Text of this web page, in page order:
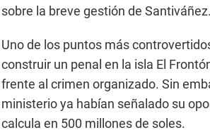
sobre la breve gestión de Santiváñez.
Uno de los puntos más
construir un penal en la isla El
frente al crimen organizado. Sin
ministerio ya habían señalado su
calcula en 500 millones de soles.